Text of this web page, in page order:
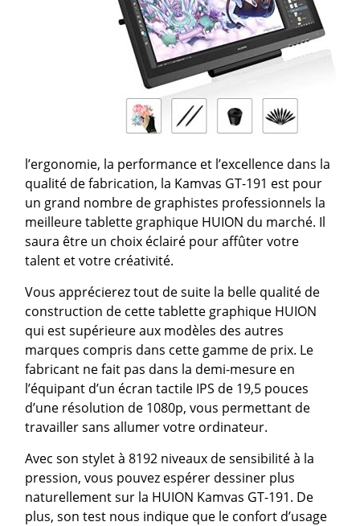
l’ergonomie, la performance et l’excellence dans la
qualité de fabrication, la Kamvas GT-191 est pour
un grand nombre de graphistes professionnels la
meilleure tablette graphique HUION du marché. Il
saura être un choix éclairé pour affûter votre
talent et votre créativité.
Vous apprécierez tout de suite la belle qualité de
construction de cette tablette graphique HUION
qui est supérieure aux modèles des autres
marques compris dans cette gamme de prix. Le
fabricant ne fait pas dans la demi-mesure en
l’équipant d’un écran tactile IPS de 19,5 pouces
d’une résolution de 1080p, vous permettant de
travailler sans allumer votre ordinateur.
Avec son stylet à 8192 niveaux de sensibilité à la
pression, vous pouvez espérer dessiner plus
naturellement sur la HUION Kamvas GT-191. De
plus, son test nous indique que le confort d’usage